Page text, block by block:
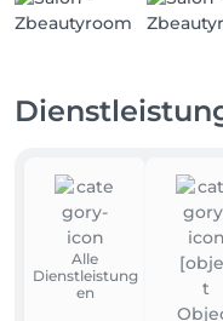
Alle
Dienstleistung
en